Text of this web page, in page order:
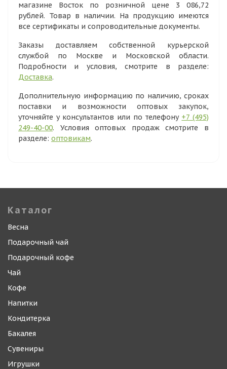
магазине Восток по розничной цене 3 086,72
рублей. Товар в наличии. На продукцию имеются
все сертификаты и сопроводительные документы.
Заказы доставляем собственной курьерской
службой по Москве и Московской области.
Подробности и условия, смотрите в разделе:
Доставка.
Дополнительную информацию по наличию, сроках
поставки и возможности оптовых закупок,
уточняйте у консультантов или по телефону +7 (495)
249-40-00. Условия оптовых продаж смотрите в
разделе: оптовикам.
Каталог
Весна
Подарочный чай
Подарочный кофе
Чай
Кофе
Напитки
Кондитерка
Бакалея
Сувениры
Игрушки